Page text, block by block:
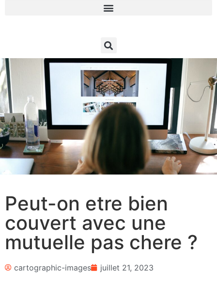
Peut-on etre bien
couvert avec une
mutuelle pas chere ?
cartographic-images juillet 21, 2023